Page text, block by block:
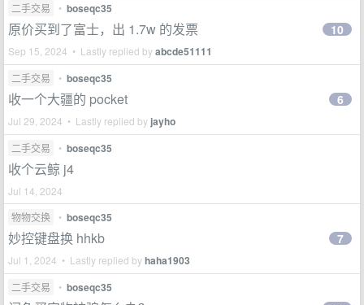
二手交易 • boseqc35
原价买到了富士，出 1.7w 的发票
Sep 15, 2024 • Lastly replied byabcde51111
10
二手交易 • boseqc35
收一个大疆的 pocket
Jul 29, 2024 • Lastly replied by jayho
6
二手交易 • boseqc35
收个云鲸 j4
Jul 14, 2024
物物交换
• boseqc35
妙控键盘换 hhkb
Jul 1, 2024 • Lastly replied byhaha1903
7
二手交易 • boseqc35